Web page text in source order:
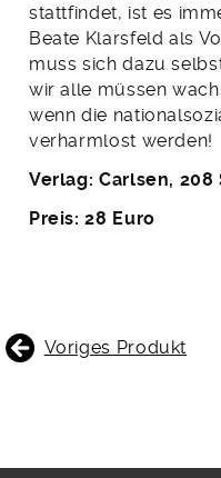
stattfindet, ist es
Beate Klarsfeld als
muss sich dazu
wir alle müssen
wenn die
verharmlost werden!
Verlag: Carlsen, 208
Preis: 28 Euro
Voriges Produkt